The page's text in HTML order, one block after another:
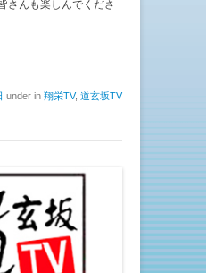
さんも楽しんでくださ
under in 翔栄TV, 道玄坂TV